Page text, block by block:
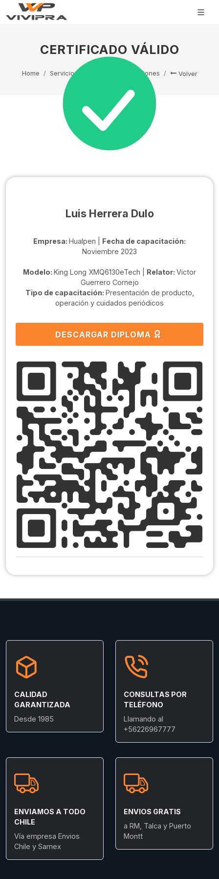
CERTIFICADO VÁLIDO
Home Servicio Técnico Capacitaciones Volver
Luis Herrera Dulo
Empresa: Hualpen | Fecha de capacitación:
Noviembre 2023
Modelo: King Long XMQ6130eTech | Relator: Victor
Guerrero Cornejo
Tipo de capacitación: Presentación de producto,
operación y cuidados periódicos
DESCARGAR DIPLOMA
CALIDAD
GARANTIZADA
Desde 1985
CONSULTAS POR
TELÉFONO
Llamando al
+56226967777
ENVIAMOS A TODO
CHILE
Vía empresa Envios
Chile y Samex
ENVIOS GRATIS
a RM, Talca y Puerto
Montt